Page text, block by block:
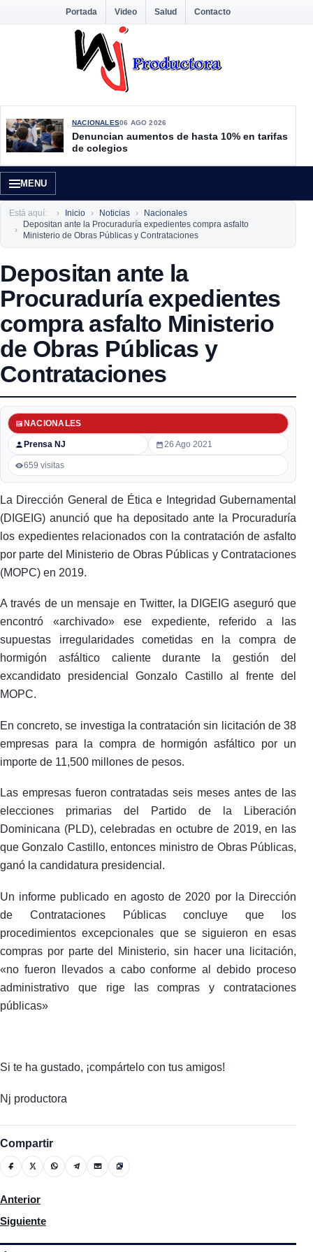
Portada Video Salud Contacto
NACIONALES06 AGO 2026
Denuncian aumentos de hasta 10% en tarifas
de colegios
MENU
Está aquí: Inicio Noticias
Nacionales
Depositan ante la Procuraduría expedientes compra asfalto
Ministerio de Obras Públicas y Contrataciones
Depositan ante la
Procuraduría expedientes
compra asfalto Ministerio
de Obras Públicas y
Contrataciones
Prensa NJ
NACIONALES
26 Ago 2021
659 visitas
La Dirección General de Ética e Integridad Gubernamental
(DIGEIG) anunció que ha depositado ante la Procuraduría
los expedientes relacionados con la contratación de asfalto
por parte del Ministerio de Obras Públicas y Contrataciones
(MOPC) en 2019.
A través de un mensaje en Twitter, la DIGEIG aseguró que
encontró «archivado» ese expediente, referido a las
supuestas irregularidades cometidas en la compra de
hormigón asfáltico caliente durante la gestión del
excandidato presidencial Gonzalo Castillo al frente del
MOPC.
En concreto, se investiga la contratación sin licitación de 38
empresas para la compra de hormigón asfáltico por un
importe de 11,500 millones de pesos.
Las empresas fueron contratadas seis meses antes de las
elecciones primarias del Partido de la Liberación
Dominicana (PLD), celebradas en octubre de 2019, en las
que Gonzalo Castillo, entonces ministro de Obras Públicas,
ganó la candidatura presidencial.
Un informe publicado en agosto de 2020 por la Dirección
de Contrataciones Públicas concluye que los
procedimientos excepcionales que se siguieron en esas
compras por parte del Ministerio, sin hacer una licitación,
«no fueron llevados a cabo conforme al debido proceso
administrativo que rige las compras y contrataciones
públicas»
Si te ha gustado, ¡compártelo con tus amigos!
Nj productora
Compartir
Artículo anterior: Corte conocerá el 31 recurso de apelación
Anterior
Artículo siguiente: Banco Central refuta criterios de Leonel
Siguiente